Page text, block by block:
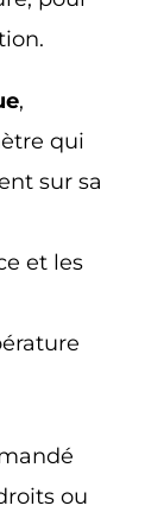
,
qui
sur sa
et les
ou